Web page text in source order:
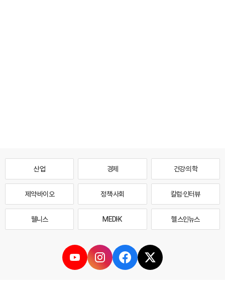
산업 경제 건강·의학
제약·바이오 정책·사회 칼럼·인터뷰
웰니스 MEDI·K 헬스인뉴스